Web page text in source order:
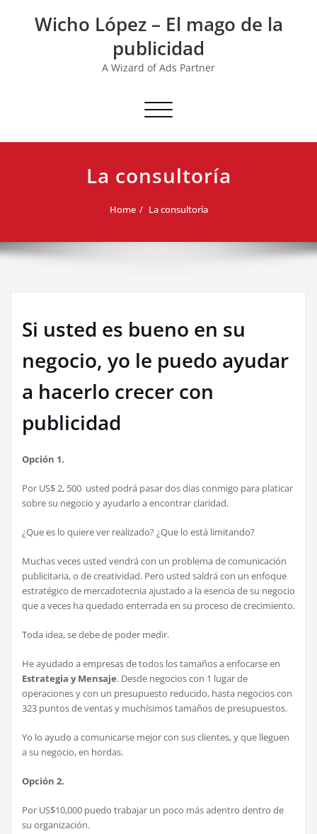
Wicho López – El mago de la
publicidad
A Wizard of Ads Partner
Toggle navigation
La consultoría
Home La consultoría
Si usted es bueno en su
negocio, yo le puedo ayudar
a hacerlo crecer con
publicidad
Opción 1.
Por US$ 2, 500 usted podrá pasar dos dias conmigo para platicar
sobre su negocio y ayudarlo a encontrar claridad.
¿Que es lo quiere ver realizado? ¿Que lo está limitando?
Muchas veces usted vendrá con un problema de comunicación
publicitaria, o de creatividad. Pero usted saldrá con un enfoque
estratégico de mercadotecnia ajustado a la esencia de su negocio
que a veces ha quedado enterrada en su proceso de crecimiento.
Toda idea, se debe de poder medir.
He ayudado a empresas de todos los tamaños a enfocarse en
Estrategia y Mensaje. Desde negocios con 1 lugar de
operaciones y con un presupuesto reducido, hasta negocios con
323 puntos de ventas y muchísimos tamaños de presupuestos.
Yo lo ayudo a comunicarse mejor con sus clientes, y que lleguen
a su negocio, en hordas.
Opción 2.
Por US$10,000 puedo trabajar un poco más adentro dentro de
su organización.